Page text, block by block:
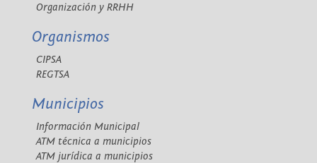
Organización y RRHH
Organismos
CIPSA
REGTSA
Municipios
Información Municipal
ATM técnica a municipios
ATM jurídica a municipios